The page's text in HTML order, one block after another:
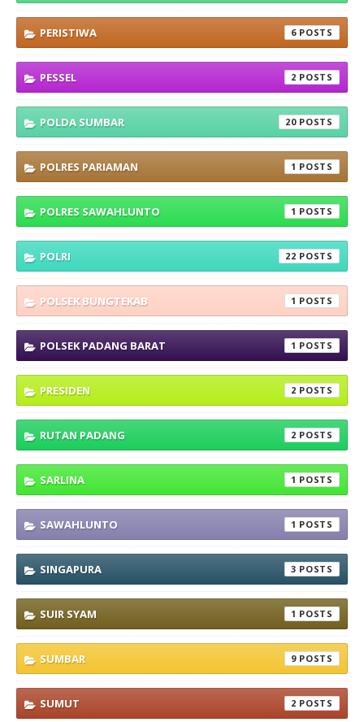
PERISTIWA 6
PESSEL 2
POLDA SUMBAR 20
POLRES PARIAMAN 1
POLRES SAWAHLUNTO 1
POLRI 22
POLSEK BUNGTEKAB 1
POLSEK PADANG BARAT 1
PRESIDEN 2
RUTAN PADANG 2
SARLINA 1
SAWAHLUNTO 1
SINGAPURA 3
SUIR SYAM 1
SUMBAR 9
SUMUT 2